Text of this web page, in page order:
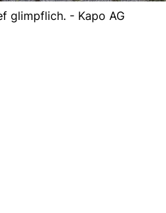
glimpflich. - Kapo AG